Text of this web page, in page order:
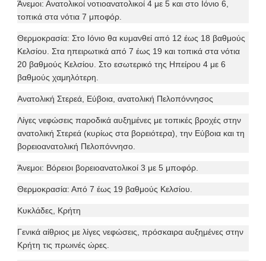
Άνεμοι: Ανατολικοί νοτιοανατολικοί 4 με 5 και στο Ιόνιο 6,
τοπικά στα νότια 7 μποφόρ.
Θερμοκρασία: Στο Ιόνιο θα κυμανθεί από 12 έως 18 βαθμούς
Κελσίου. Στα ηπειρωτικά από 7 έως 19 και τοπικά στα νότια
20 βαθμούς Κελσίου. Στο εσωτερικό της Ηπείρου 4 με 6
βαθμούς χαμηλότερη.
Ανατολική Στερεά, Εύβοια, ανατολική Πελοπόννησος
Λίγες νεφώσεις παροδικά αυξημένες με τοπικές βροχές στην
ανατολική Στερεά (κυρίως στα βορειότερα), την Εύβοια και τη
βορειοανατολική Πελοπόννησο.
Άνεμοι: Βόρειοι βορειοανατολικοί 3 με 5 μποφόρ.
Θερμοκρασία: Από 7 έως 19 βαθμούς Κελσίου.
Κυκλάδες, Κρήτη
Γενικά αίθριος με λίγες νεφώσεις, πρόσκαιρα αυξημένες στην
Κρήτη τις πρωινές ώρες.